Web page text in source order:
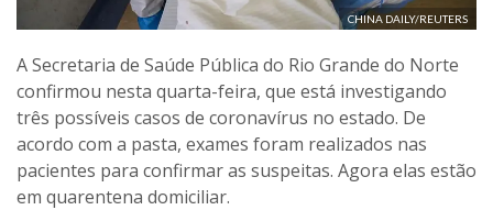
CHINA DAILY/REUTERS
A Secretaria de Saúde Pública do Rio Grande do Norte
confirmou nesta quarta-feira, que está investigando
três possíveis casos de coronavírus no estado. De
acordo com a pasta, exames foram realizados nas
pacientes para confirmar as suspeitas. Agora elas estão
em quarentena domiciliar.